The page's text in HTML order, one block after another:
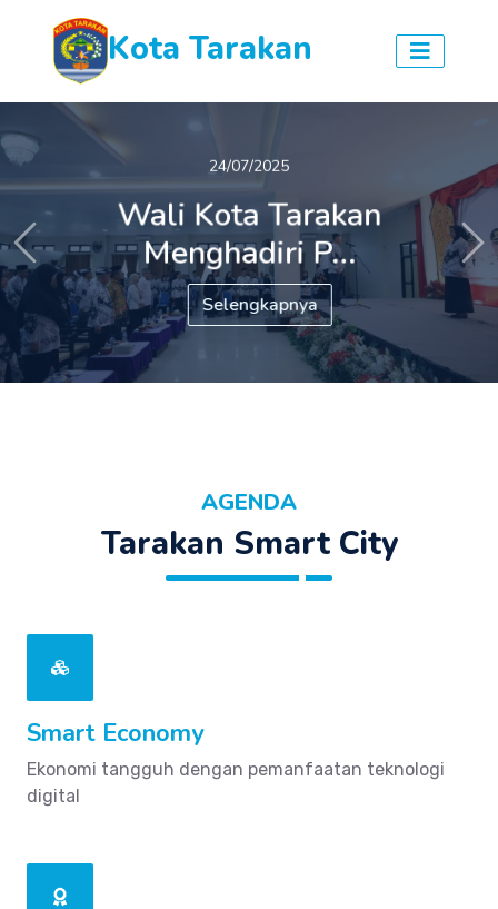
Kota Tarakan
24/07/2025
Wali Kota Tarakan
Menghadiri P...
Selengkapnya
Previous
AGENDA
Tarakan Smart City
Smart Economy
Ekonomi tangguh dengan pemanfaatan teknologi
digital